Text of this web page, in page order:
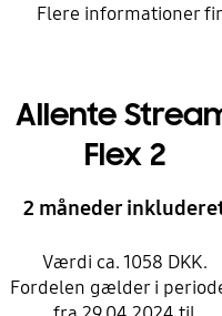
Flere informationer
Allente
Flex 2
2 måneder
Værdi ca. 1058 DKK.
Fordelen gælder i